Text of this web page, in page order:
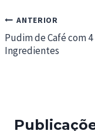
Navegação
de
artigos
ANTERIOR
Pudim de Café com 4
Ingredientes